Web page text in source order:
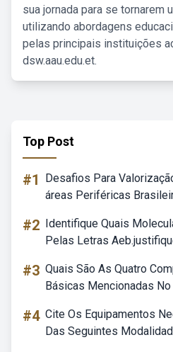
sua jornada para se tornarem
utilizando abordagens
pelas principais instituições
dsw.aau.edu.et.
Top Post
#1
Desafios Para
áreas Periféricas
#2 Identifique Quais
Pelas Letras
#3 Quais São As Quatro
Básicas Mencionadas
#4 Cite Os Equipamentos
Das Seguintes